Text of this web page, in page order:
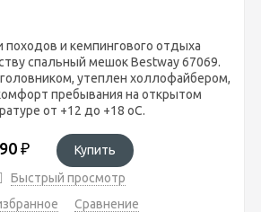
и кемпингового отдыха
спальный мешок Bestway 67069.
утеплен холлофайбером,
пребывания на открытом
от +12 до +18 оС.
₽
Купить
Быстрый просмотр
Сравнение